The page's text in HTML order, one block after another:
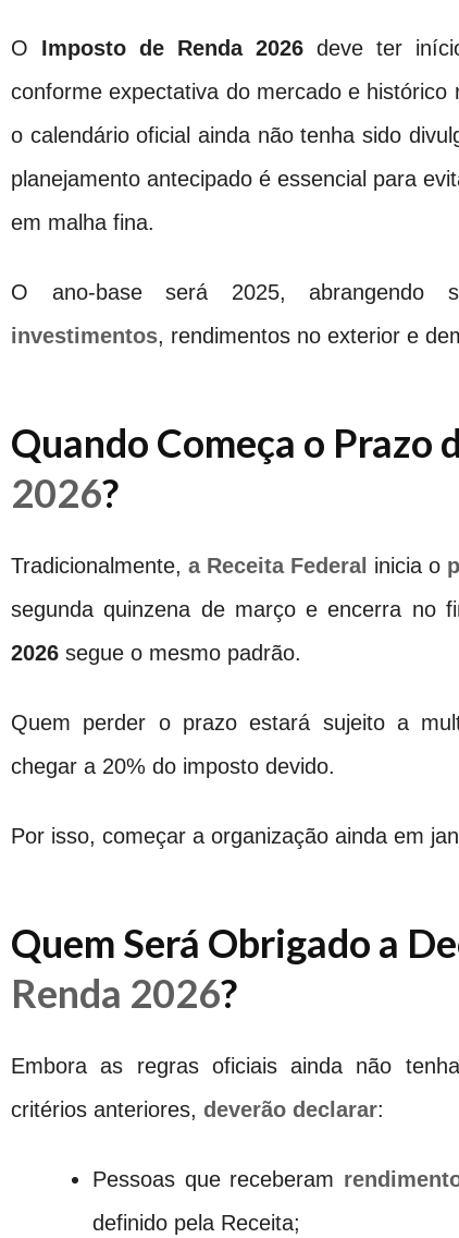
O Imposto de Renda 2026 deve ter
conforme expectativa do mercado e histórico
o calendário oficial ainda não tenha sido
planejamento antecipado é essencial para
em malha fina.
O ano-base será 2025, abrangendo
investimentos, rendimentos no exterior e
Quando Começa o Prazo
2026?
Tradicionalmente, a Receita Federal inicia o
segunda quinzena de março e encerra no
2026 segue o mesmo padrão.
Quem perder o prazo estará sujeito a
chegar a 20% do imposto devido.
Por isso, começar a organização ainda em
Quem Será Obrigado a
Renda 2026?
Embora as regras oficiais ainda não
critérios anteriores, deverão declarar:
Pessoas que receberam
definido pela Receita;